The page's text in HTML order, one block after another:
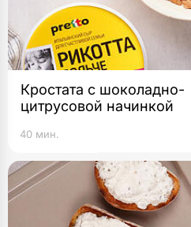
Кростата с шоколадно-
цитрусовой начинкой
40 мин.